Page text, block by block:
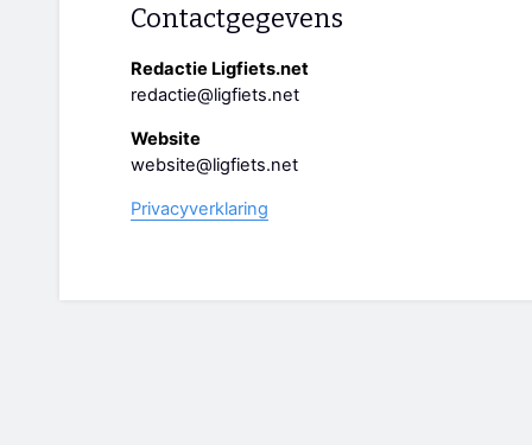
Contactgegevens
Redactie Ligfiets.net
redactie@ligfiets.net
Website
website@ligfiets.net
Privacyverklaring